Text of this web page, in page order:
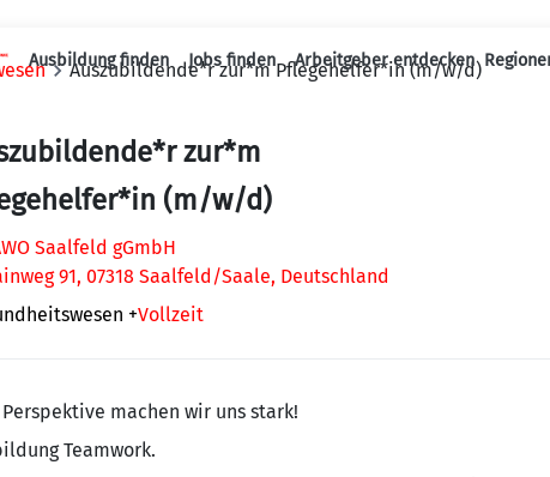
Haupt-Navigation
Ausbildung finden Jobs finden Arbeitgeber entdecken
Auszubildende*r zur*m Pflegehelfer*in (m/w/d)
zur*m
(m/w/d)
Saalfeld gGmbH
91, 07318 Saalfeld/Saale, Deutschland
+Vollzeit
machen wir uns stark!
Teamwork.